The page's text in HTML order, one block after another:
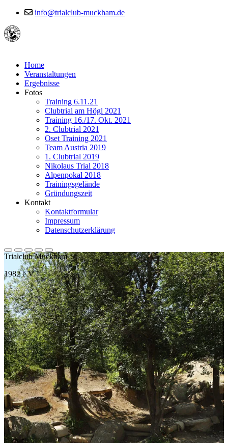
info@trialclub-muckham.de
Home
Veranstaltungen
Ergebnisse
Fotos
Training 6.11.21
Clubtrial am Högl 2021
Training 16./17. Okt. 2021
2. Clubtrial 2021
Oset Training 2021
Team Austria 2019
1. Clubtrial 2019
Nikolaus Trial 2018
Alpenpokal 2018
Trainingsgelände
Gründungszeit
Kontakt
Kontaktformular
Impressum
Datenschutzerklärung
Trialclub Muckham
1982 e.V.